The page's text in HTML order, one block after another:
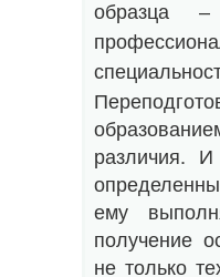
образца
различия.
ему
получение
не только